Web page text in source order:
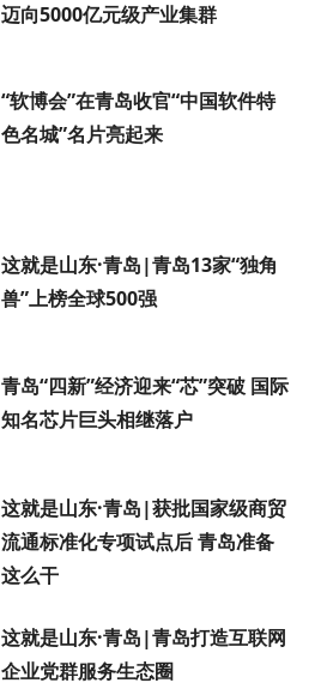
迈向5000亿元级产业集群
“软博会”在青岛收官“中国软件特
色名城”名片亮起来
这就是山东·青岛|青岛13家“独角
兽”上榜全球500强
青岛“四新”经济迎来“芯”突破 国际
知名芯片巨头相继落户
这就是山东·青岛|获批国家级商贸
流通标准化专项试点后 青岛准备
这么干
这就是山东·青岛|青岛打造互联网
企业党群服务生态圈